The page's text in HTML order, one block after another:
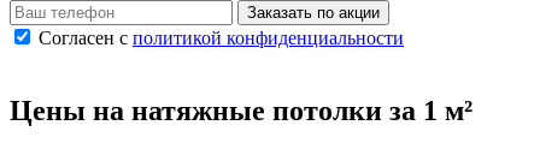
Заказать по акции
Согласен с политикой конфиденциальности
Цены на натяжные потолки за 1 м²